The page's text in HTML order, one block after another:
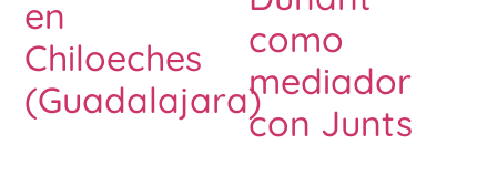
en
Chiloeches
(Guadalajara)
como
mediador
con Junts